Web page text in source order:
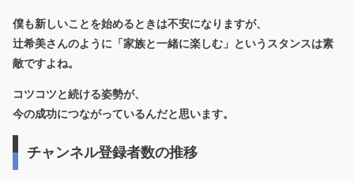
僕も新しいことを始めるときは不安になりますが、
辻希美さんのように「家族と一緒に楽しむ」というスタンスは素
敵ですよね。
コツコツと続ける姿勢が、
今の成功につながっているんだと思います。
チャンネル登録者数の推移